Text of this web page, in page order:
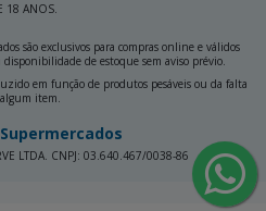
18 ANOS.
são exclusivos para compras online e válidos
de estoque sem aviso prévio.
em função de produtos pesáveis ou da falta
item.
LTDA. CNPJ: 03.640.467/0038-86